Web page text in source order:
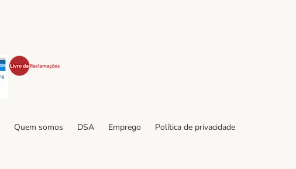
Security
Quem somos DSA Emprego
Política de privacidade